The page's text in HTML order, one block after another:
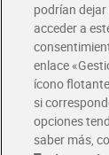
Únete al
Disfruta las
Descárgate la
Folletos y
Descubre las
podrían
acceder a
enlace
ícono
si
opciones
saber más,